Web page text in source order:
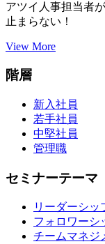
アツイ人事担当者
止まらない！
View More
階層
新入社員
若手社員
中堅社員
管理職
セミナーテーマ
リーダーシッ
フォロワーシ
チームマネジ